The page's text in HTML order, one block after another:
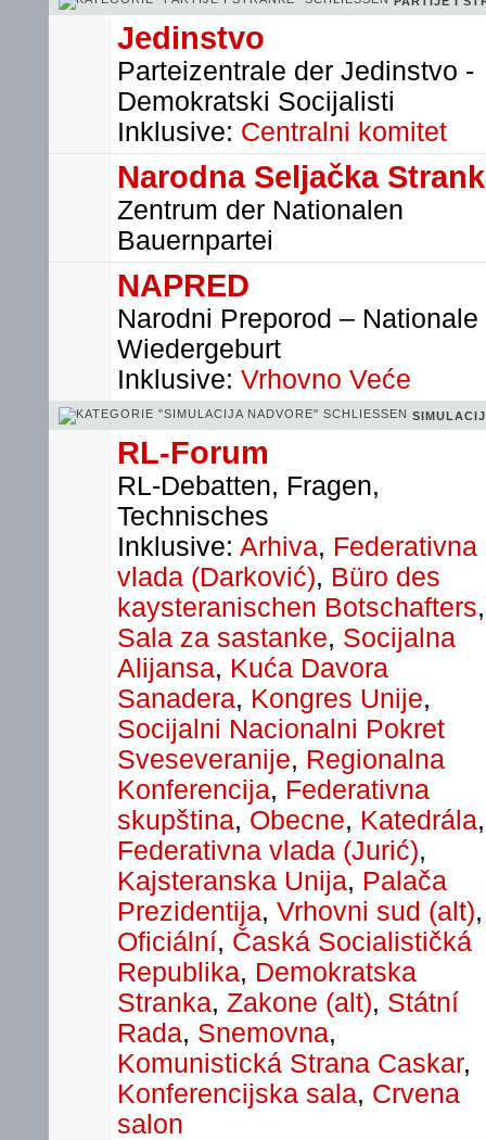
Jedinstvo
Parteizentrale der Jedinstvo -
Demokratski Socijalisti
Inklusive: Centralni komitet
Narodna Seljačka
Zentrum der Nationalen
Bauernpartei
NAPRED
Narodni Preporod – Nationale
Wiedergeburt
Inklusive: Vrhovno Veće
RL-Forum
RL-Debatten, Fragen,
Technisches
Inklusive: Arhiva, Federativna
vlada (Darković), Büro des
kaysteranischen Botschafters,
Sala za sastanke, Socijalna
Alijansa, Kuća Davora
Sanadera, Kongres Unije,
Socijalni Nacionalni Pokret
Sveseveranije, Regionalna
Konferencija, Federativna
skupština, Obecne, Katedrála,
Federativna vlada (Jurić),
Kajsteranska Unija, Palača
Prezidentija, Vrhovni sud (alt),
Oficiální, Časká Socialističká
Republika, Demokratska
Stranka, Zakone (alt), Státní
Rada, Snemovna,
Komunistická Strana Caskar,
Konferencijska sala, Crvena
salon